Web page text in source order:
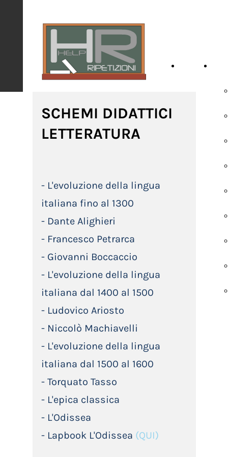
SCHEMI DIDATTICI
LETTERATURA
- L'evoluzione della lingua
italiana fino al 1300
- Dante Alighieri
- Francesco Petrarca
- Giovanni Boccaccio
- L'evoluzione della lingua
italiana dal 1400 al 1500
- Ludovico Ariosto
- Niccolò Machiavelli
- L'evoluzione della lingua
italiana dal 1500 al 1600
- Torquato Tasso
- L'epica classica
- L'Odissea
- Lapbook L'Odissea (QUI)